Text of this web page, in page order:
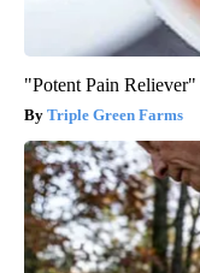
"Potent Pain
Triple Green Farms